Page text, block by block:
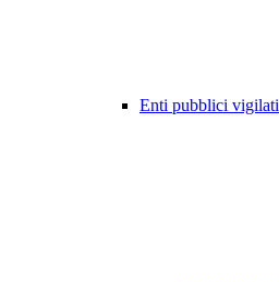
Enti pubblici vigilati